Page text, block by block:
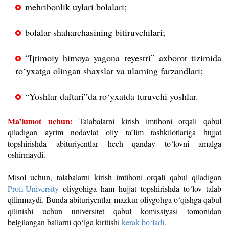
mehribonlik uylari bolalari;
bolalar shaharchasining bitiruvchilari;
“Ijtimoiy himoya yagona reyestri” axborot tizimida
ro‘yxatga olingan shaxslar va ularning farzandlari;
“Yoshlar daftari”da ro‘yxatda turuvchi yoshlar.
Ma’lumot uchun: Talabalarni kirish imtihoni orqali qabul
qiladigan ayrim nodavlat oliy ta’lim tashkilotlariga hujjat
topshirishda abituriyentlarhech qanday to‘lovni amalga
oshirmaydi.
Misol uchun, talabalarni kirish imtihoni orqali qabul qiladigan
Profi University oliygohiga ham hujjat topshirishda to‘lov talab
qilinmaydi. Bunda abituriyentlar mazkur oliygohga o‘qishga qabul
qilinishi uchun universitet qabul komissiyasi tomonidan
belgilangan ballarni qo‘lga kiritishi kerak bo‘ladi.